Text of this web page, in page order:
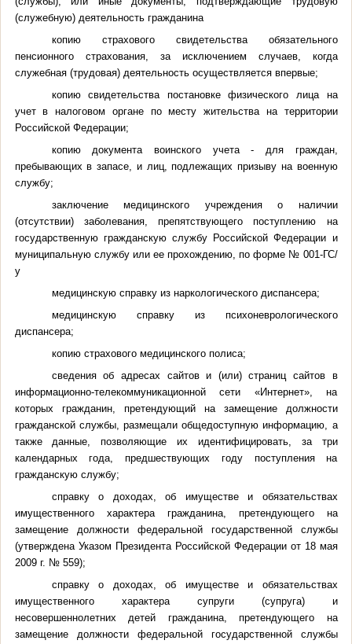
(служебную) деятельность гражданина
копию страхового свидетельства обязательного
пенсионного страхования, за исключением случаев, когда
служебная (трудовая) деятельность осуществляется впервые;
копию свидетельства постановке физического лица на
учет в налоговом органе по месту жительства на территории
Российской Федерации;
копию документа воинского учета - для граждан,
пребывающих в запасе, и лиц, подлежащих призыву на военную
службу;
заключение медицинского учреждения о наличии
(отсутствии) заболевания, препятствующего поступлению на
государственную гражданскую службу Российской Федерации и
муниципальную службу или ее прохождению, по форме № 001-ГС/
у
медицинскую справку из наркологического диспансера;
медицинскую справку из психоневрологического
диспансера;
копию страхового медицинского полиса;
сведения об адресах сайтов и (или) страниц сайтов в
информационно-телекоммуникационной сети «Интернет», на
которых гражданин, претендующий на замещение должности
гражданской службы, размещали общедоступную информацию, а
также данные, позволяющие их идентифицировать, за три
календарных года, предшествующих году поступления на
гражданскую службу;
справку о доходах, об имуществе и обязательствах
имущественного характера гражданина, претендующего на
замещение должности федеральной государственной службы
(утверждена Указом Президента Российской Федерации от 18 мая
2009 г. № 559);
справку о доходах, об имуществе и обязательствах
имущественного характера супруги (супруга) и
несовершеннолетних детей гражданина, претендующего на
замещение должности федеральной государственной службы